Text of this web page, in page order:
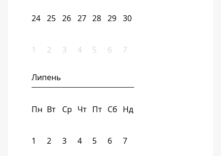
24 25 26 27 28 29 30
1 2 3 4 5 6 7
Липень
Пн Вт Ср Чт Пт Сб Нд
1 2 3 4 5 6 7